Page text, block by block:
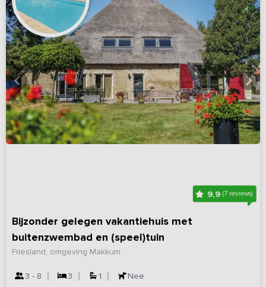
9,9(7 reviews)
Bijzonder gelegen vakantiehuis met
buitenzwembad en (speel)tuin
Friesland, omgeving Makkum
3 - 8 3 1 Nee